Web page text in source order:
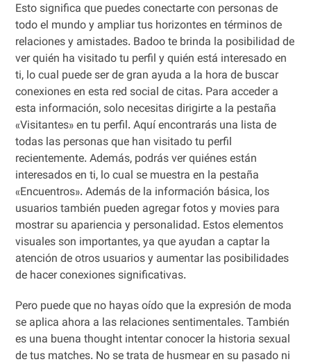
Esto significa que puedes conectarte con personas de
todo el mundo y ampliar tus horizontes en términos de
relaciones y amistades. Badoo te brinda la posibilidad de
ver quién ha visitado tu perfil y quién está interesado en
ti, lo cual puede ser de gran ayuda a la hora de buscar
conexiones en esta red social de citas. Para acceder a
esta información, solo necesitas dirigirte a la pestaña
«Visitantes» en tu perfil. Aquí encontrarás una lista de
todas las personas que han visitado tu perfil
recientemente. Además, podrás ver quiénes están
interesados en ti, lo cual se muestra en la pestaña
«Encuentros». Además de la información básica, los
usuarios también pueden agregar fotos y movies para
mostrar su apariencia y personalidad. Estos elementos
visuales son importantes, ya que ayudan a captar la
atención de otros usuarios y aumentar las posibilidades
de hacer conexiones significativas.
Pero puede que no hayas oído que la expresión de moda
se aplica ahora a las relaciones sentimentales. También
es una buena thought intentar conocer la historia sexual
de tus matches. No se trata de husmear en su pasado ni